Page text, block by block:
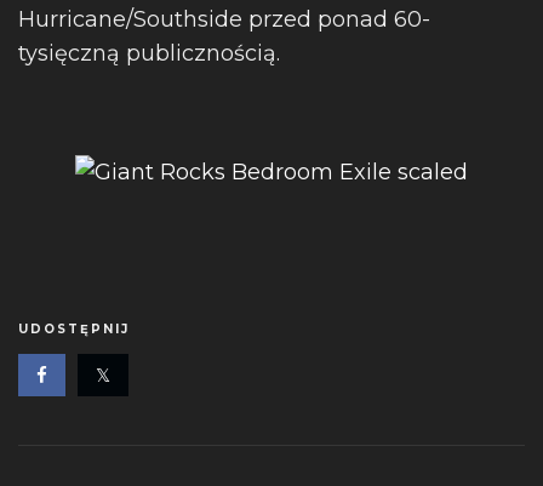
Hurricane/Southside przed ponad 60-
tysięczną publicznością.
UDOSTĘPNIJ